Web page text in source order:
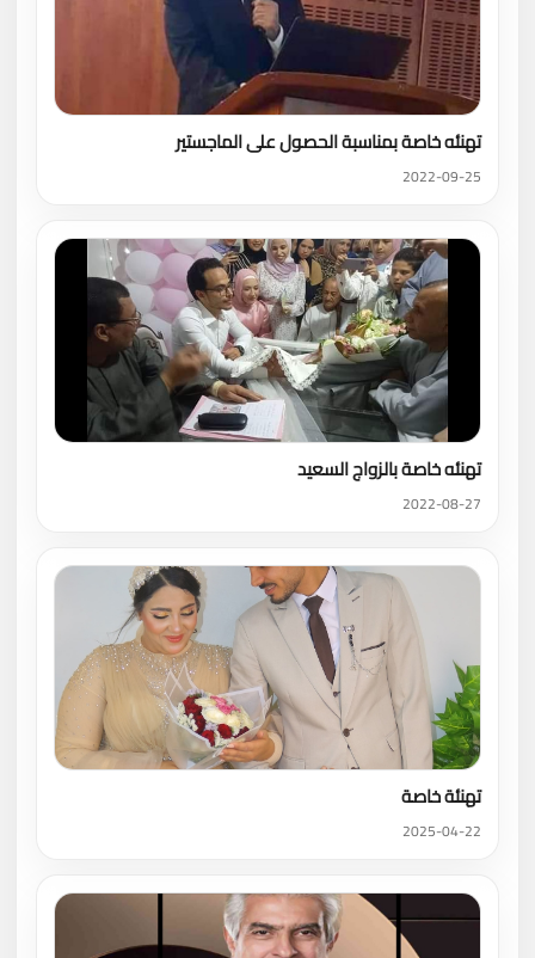
تهنئه خاصة بمناسبة الحصول على الماجستير
2022-09-25
تهنئه خاصة بالزواج السعيد
2022-08-27
تهنئة خاصة
2025-04-22